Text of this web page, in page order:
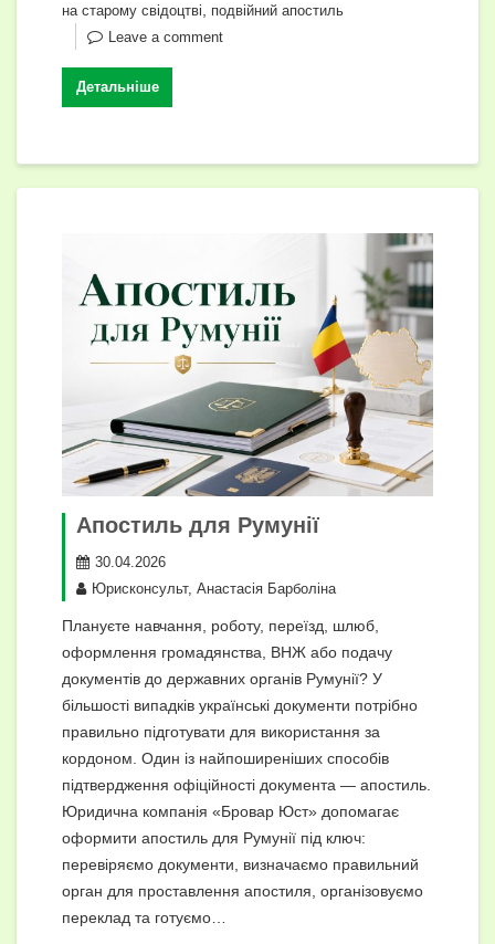
на старому свідоцтві
подвійний апостиль
Leave a comment
Детальніше
Апостиль для Румунії
30.04.2026
Юрисконсульт, Анастасія Барболіна
Плануєте навчання, роботу, переїзд, шлюб,
оформлення громадянства, ВНЖ або подачу
документів до державних органів Румунії? У
більшості випадків українські документи потрібно
правильно підготувати для використання за
кордоном. Один із найпоширеніших способів
підтвердження офіційності документа — апостиль.
Юридична компанія «Бровар Юст» допомагає
оформити апостиль для Румунії під ключ:
перевіряємо документи, визначаємо правильний
орган для проставлення апостиля, організовуємо
переклад та готуємо…